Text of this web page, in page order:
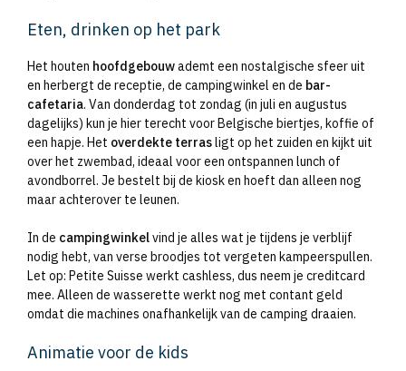
Eten, drinken op het park
Het houten hoofdgebouwademt een nostalgische sfeer uit
en herbergt de receptie, de campingwinkel en de bar-
cafetaria. Van donderdag tot zondag (in juli en augustus
dagelijks) kun je hier terecht voor Belgische biertjes, koffie of
een hapje. Het overdekte terrasligt op het zuiden en kijkt uit
over het zwembad, ideaal voor een ontspannen lunch of
avondborrel. Je bestelt bij de kiosk en hoeft dan alleen nog
maar achterover te leunen.
In de campingwinkelvind je alles wat je tijdens je verblijf
nodig hebt, van verse broodjes tot vergeten kampeerspullen.
Let op: Petite Suisse werkt cashless, dus neem je creditcard
mee. Alleen de wasserette werkt nog met contant geld
omdat die machines onafhankelijk van de camping draaien.
Animatie voor de kids